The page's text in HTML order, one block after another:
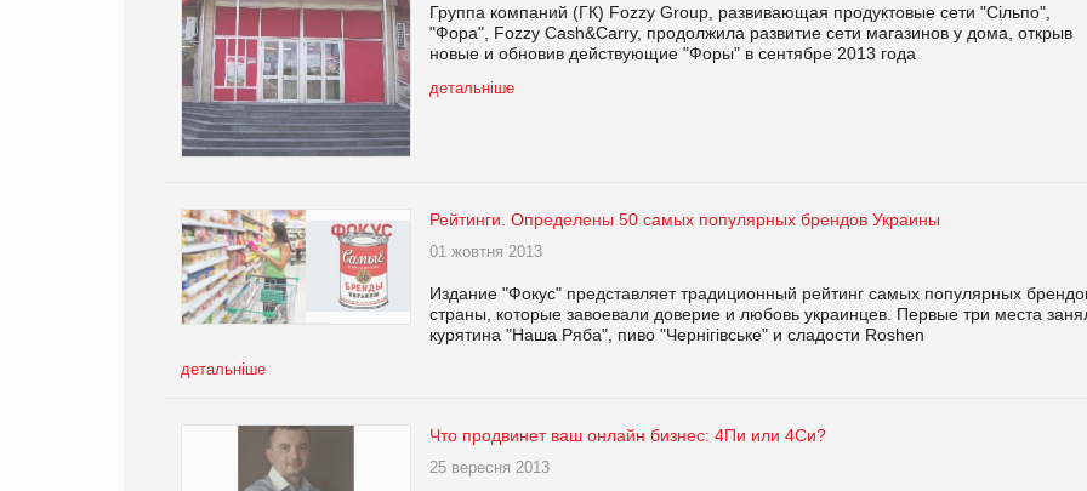
Группа компаний (ГК) Fozzy Group, развивающая продуктовые сети "Сільпо",
"Фора", Fozzy Cash&Carry, продолжила развитие сети магазинов у дома, открыв
новые и обновив действующие "Форы" в сентябре 2013 года
детальніше
Рейтинги. Определены 50 самых популярных брендов Украины
01 жовтня 2013
Издание "Фокус" представляет традиционный рейтинг самых популярных
страны, которые завоевали доверие и любовь украинцев. Первые три места
курятина "Наша Ряба", пиво "Чернігівське" и сладости Roshen
детальніше
Что продвинет ваш онлайн бизнес: 4Пи или 4Си?
25 вересня 2013